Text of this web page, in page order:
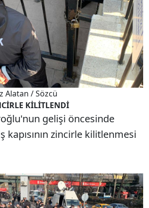
Alatan / Sözcü
KİLİTLENDİ
gelişi öncesinde
kapısının zincirle kilitlenmesi